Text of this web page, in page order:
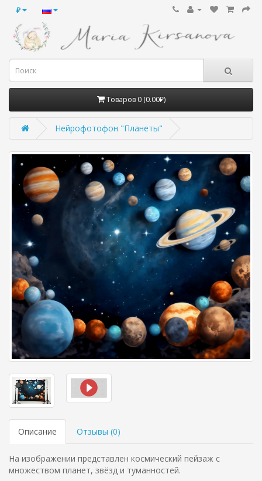
₽
Товаров 0 (0.00₽)
Нейрофотофон "Планеты"
Описание Отзывы (0)
На изображении представлен космический пейзаж с
множеством планет, звёзд и туманностей.